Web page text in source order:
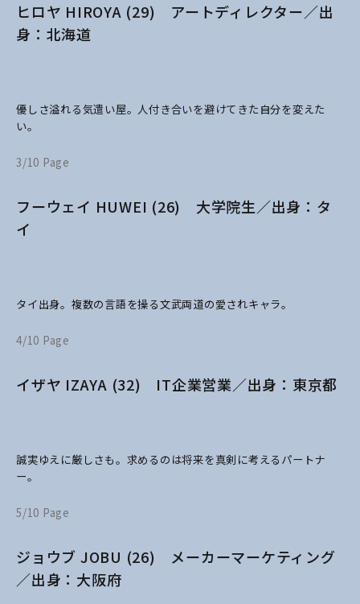
ヒロヤ HIROYA (29) アートディレクター／出
身：北海道
優しさ溢れる気遣い屋。人付き合いを避けてきた自分を変えた
い。
3/10 Page
フーウェイ HUWEI (26) 大学院生／出身：タ
イ
タイ出身。複数の言語を操る文武両道の愛されキャラ。
4/10 Page
イザヤ IZAYA (32) IT企業営業／出身：東京都
誠実ゆえに厳しさも。求めるのは将来を真剣に考えるパートナ
ー。
5/10 Page
ジョウブ JOBU (26) メーカーマーケティング
／出身：大阪府